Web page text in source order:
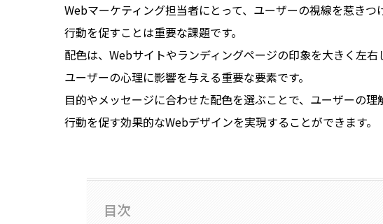
Webマーケティング担当者にとって、ユーザーの視線を惹きつ
行動を促すことは重要な課題です。
配色は、Webサイトやランディングページの印象を大きく左右
ユーザーの心理に影響を与える重要な要素です。
目的やメッセージに合わせた配色を選ぶことで、ユーザーの理
行動を促す効果的なWebデザインを実現することができます。
目次